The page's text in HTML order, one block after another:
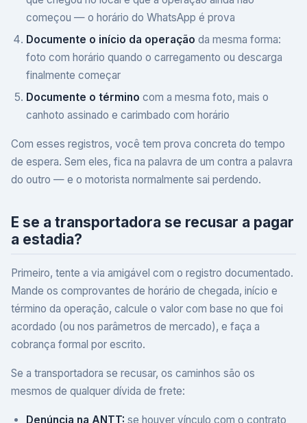
começou — o horário do WhatsApp é prova
Documente o início da operação da mesma forma:
foto com horário quando o carregamento ou descarga
finalmente começar
Documente o término com a mesma foto, mais o
canhoto assinado e carimbado com horário
Com esses registros, você tem prova concreta do tempo
de espera. Sem eles, fica na palavra de um contra a palavra
do outro — e o motorista normalmente sai perdendo.
E se a transportadora se recusar a pagar
a estadia?
Primeiro, tente a via amigável com o registro documentado.
Mande os comprovantes de horário de chegada, início e
término da operação, calcule o valor com base no que foi
acordado (ou nos parâmetros de mercado), e faça a
cobrança formal por escrito.
Se a transportadora se recusar, os caminhos são os
mesmos de qualquer dívida de frete:
Denúncia na ANTT: se houver vínculo com o contrato